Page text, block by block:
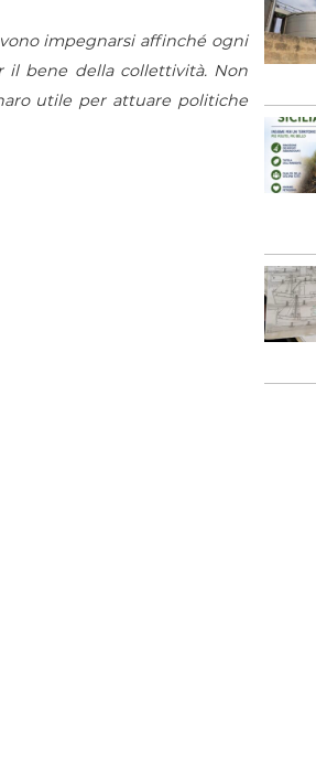
impegnarsi affinché ogni
il bene della collettività. Non
utile per attuare politiche